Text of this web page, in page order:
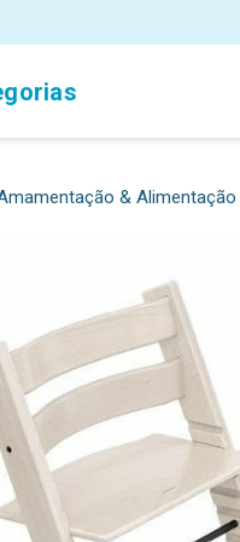
& Alimentação